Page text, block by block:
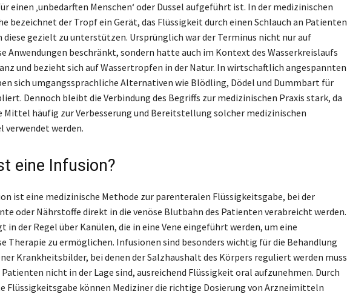
einen ‚unbedarften Menschen‘ oder Dussel aufgeführt ist. In der medizinischen
bezeichnet der Tropf ein Gerät, das Flüssigkeit durch einen Schlauch an Patienten
diese gezielt zu unterstützen. Ursprünglich war der Terminus nicht nur auf
Anwendungen beschränkt, sondern hatte auch im Kontext des Wasserkreislaufs
und bezieht sich auf Wassertropfen in der Natur. In wirtschaftlich angespannten
sich umgangssprachliche Alternativen wie Blödling, Dödel und Dummbart für
Dennoch bleibt die Verbindung des Begriffs zur medizinischen Praxis stark, da
häufig zur Verbesserung und Bereitstellung solcher medizinischen
werden.
eine Infusion?
ist eine medizinische Methode zur parenteralen Flüssigkeitsgabe, bei der
oder Nährstoffe direkt in die venöse Blutbahn des Patienten verabreicht werden.
in der Regel über Kanülen, die in eine Vene eingeführt werden, um eine
Therapie zu ermöglichen. Infusionen sind besonders wichtig für die Behandlung
Krankheitsbilder, bei denen der Salzhaushalt des Körpers reguliert werden muss
nicht in der Lage sind, ausreichend Flüssigkeit oral aufzunehmen. Durch
Flüssigkeitsgabe können Mediziner die richtige Dosierung von Arzneimitteln